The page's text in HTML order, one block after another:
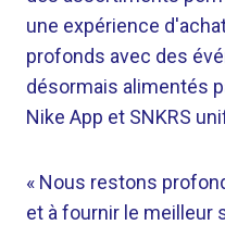
une expérience
profonds avec des
désormais alimentés
Nike App et SNKRS
« Nous restons
et à fournir le meilleur